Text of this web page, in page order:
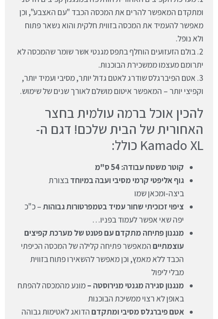
ומתקדם המאפשר להרים את המכסה הכבד "עם האצבע", וכן
מאפשר להעמיד את המכסה בזווית חלקית והוא נשאר פתוח
ולא נופל.
2. בולם הזעזועים הוחלף בתפס מגנטי אשר שומר שהמכסה לא
יתרומם מעצמו ממשכירת הבוכנות.
3. אטם הפיברגלס שודרג לאטם גדול יותר, מסיבי ועמיד יותר,
וקפיצי יותר – המאפשר איטום מושלם לאורך שנים של שימוש.
להכין אוכל ברמה עולמית בחצר
האחורית של הבית שלכם! דגם ה-
Kamado XL כולל:
קוטר משטח עבודה: 54 ס"מ
גוף אליפטי קרמי מסיבי ועבה במיוחדבצורת
ביצה-ומכאן שמו
ציפוי זכוכיתי שחור עמיד בטמפרטורות גבוהות– כ"כ
יפה שאי אפשר לעמוד בפניו…
מנגנון פתיחה מתקדם עם פטנט של מערכת קפיצים
עוצמתייםהמאפשר פתיחה קלילה של המכסה הכיפתי
הכבד ללא מאמץ, וכן מאפשר להשאירו פתוח בזווית
מבלי ליפול
מנגנון סגירה מגנטי מנירוסטה –מונע מהמכסה להפתח
באופן לא רצוי ממשיכת הבוכנות
אטם פיברגלס מסיבי ומתקדםהדואג לאטימות גבוהה